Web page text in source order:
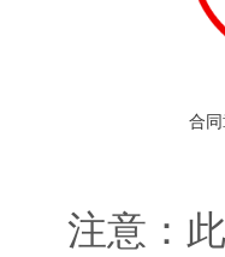
合
注意：此